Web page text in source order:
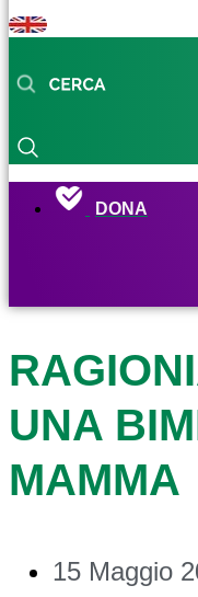
DONA
UNA
MAMMA
15 Maggio